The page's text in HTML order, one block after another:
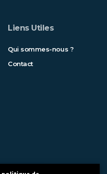
Liens Utiles
Qui sommes-nous ?
Contact